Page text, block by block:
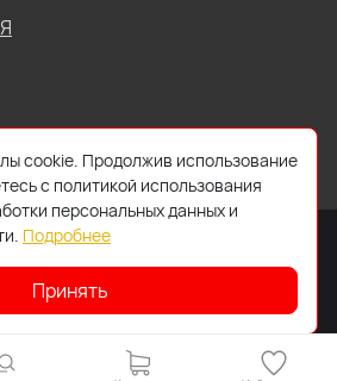
Работает наIDIGI
cookie. Продолжив использование
с политикой использования
персональных данных и
Подробнее
Принять